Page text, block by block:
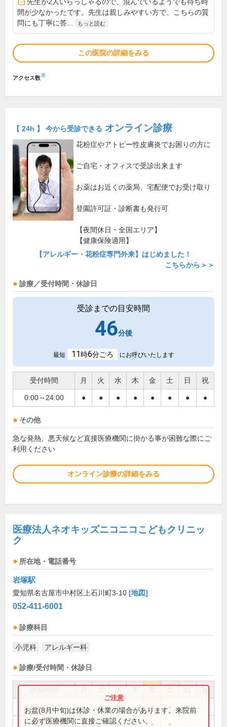
間が少なかったです。先生は親しみやすい方で、こちらの質
問にも丁寧に答...
もっと読む
この医院の詳細をみる
アクセス数※
【 24h 】 今から受診できる オンライン診療
花粉症やアトピー性皮膚炎でお困りの方に
ご自宅・オフィスで受診出来ます
お薬はお近くの薬局、宅配便でお受け取り
登園許可証・診断書も発行可
【夜間休日・全国エリア】
【健康保険適用】
【アレルギー・花粉症専門外来】はじめました！
こちらから＞＞
診療／受付時間・休診日
受診までの目安時間
46分後
最短 11時6分ごろ にお呼びいたします
受付時間 月 火 水 木 金 土 日 祝
0:00～24:00 ● ● ● ● ● ● ● ●
その他
急な発熱、悪天候など直接医療機関に掛かる事が困難な際にご
利用ください
オンライン診療の詳細をみる
医療法人ネオキッズニコニコこどもクリニッ
ク
所在地・電話番号
岩塚駅
愛知県名古屋市中村区上石川町3-10 [地図]
052-411-6001
診療科目
小児科 アレルギー科
診療/受付時間・休診日
祝
9:00～12:00 ● ● ● ● ●
15:00～18:00 ● ●
お盆(8月中旬)は休診・休業の場合があります。来院前
に必ず医療機関に直接ご確認ください。